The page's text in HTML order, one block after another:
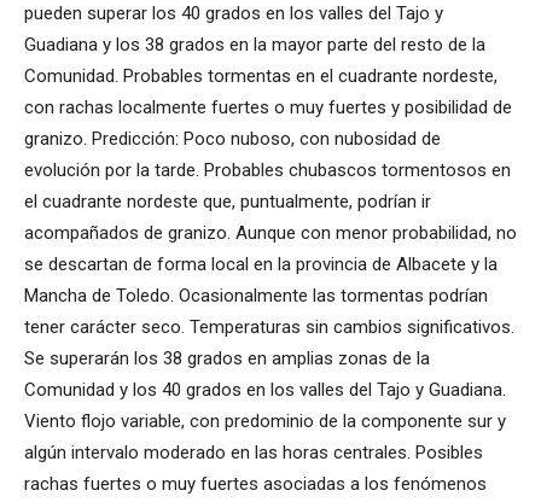
pueden superar los 40 grados en los valles del Tajo y
Guadiana y los 38 grados en la mayor parte del resto de la
Comunidad. Probables tormentas en el cuadrante nordeste,
con rachas localmente fuertes o muy fuertes y posibilidad de
granizo. Predicción: Poco nuboso, con nubosidad de
evolución por la tarde. Probables chubascos tormentosos en
el cuadrante nordeste que, puntualmente, podrían ir
acompañados de granizo. Aunque con menor probabilidad, no
se descartan de forma local en la provincia de Albacete y la
Mancha de Toledo. Ocasionalmente las tormentas podrían
tener carácter seco. Temperaturas sin cambios significativos.
Se superarán los 38 grados en amplias zonas de la
Comunidad y los 40 grados en los valles del Tajo y Guadiana.
Viento flojo variable, con predominio de la componente sur y
algún intervalo moderado en las horas centrales. Posibles
rachas fuertes o muy fuertes asociadas a los fenómenos